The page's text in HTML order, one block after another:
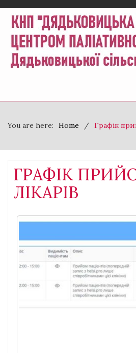
You are here: Home Графік
ГРАФІК
ЛІКАРІВ